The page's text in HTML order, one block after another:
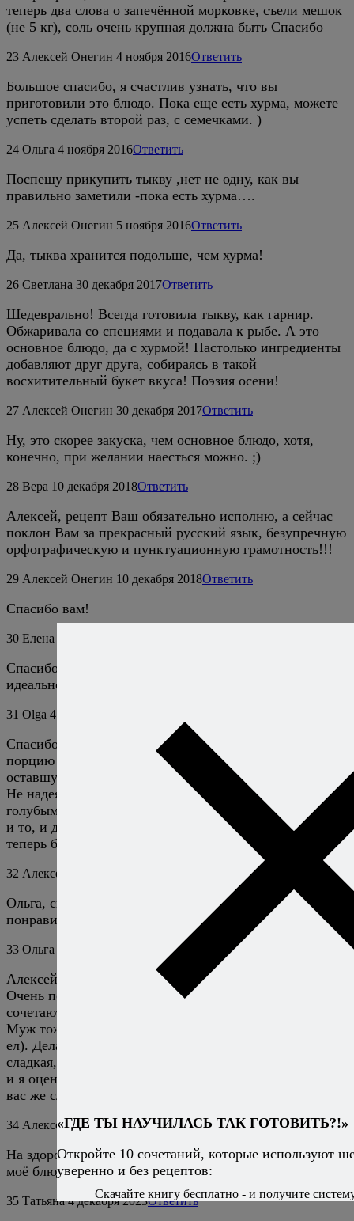
теперь два слова о запечённой морковке, съели мешок
(не 5 кг), соль очень крупная должна быть Спасибо
23 Алексей Онегин 4 ноября 2016Ответить
Большое спасибо, я счастлив узнать, что вы
приготовили это блюдо. Пока еще есть хурма, можете
успеть сделать второй раз, с семечками. )
24 Ольга 4 ноября 2016Ответить
Поспешу прикупить тыкву ,нет не одну, как вы
правильно заметили -пока есть хурма….
25 Алексей Онегин 5 ноября 2016Ответить
Да, тыква хранится подольше, чем хурма!
26 Светлана 30 декабря 2017Ответить
Шедеврально! Всегда готовила тыкву, как гарнир.
Обжаривала со специями и подавала к рыбе. А это
основное блюдо, да с хурмой! Настолько ингредиенты
добавляют друг друга, собираясь в такой
восхитительный букет вкуса! Поэзия осени!
27 Алексей Онегин 30 декабря 2017Ответить
Ну, это скорее закуска, чем основное блюдо, хотя,
конечно, при желании наесться можно. ;)
28 Вера 10 декабря 2018Ответить
Алексей, рецепт Ваш обязательно исполню, а сейчас
поклон Вам за прекрасный русский язык, безупречную
орфографическую и пунктуационную грамотность!!!
29 Алексей Онегин 10 декабря 2018Ответить
Спасибо вам!
30 Елена
Спасибо за рецепт, это очень вкусно, прямо-таки
идеальное сочетание.
31 Olga 4 ноября 2023
Спасибо! Попробовали. Честно говоря, сделав первую
порцию грамм 300 тыквы «на пробу», подготовила
оставшуюся тыковку, так вкусно смешались специи.
Не надеялась на успех у гостей, сделала две порции с
голубым сыром и просто с бальзамиком-кремом. Смели
и то, и другое блюдо! Поклонником тыквы не была, но
теперь буду практиковать!!!
32 Алексей Онегин
Ольга, спасибо, круто, что рецепт настолько
понравился вам и вашим гостям!
33 Ольга Ответить
Алексей, спасибо за рецепт!
Очень понравились семечки с солью и как они
сочетаются с тыквой и голубым сыром!
Муж тоже весьма оценил (а он тыкву вообще никак не
ел). Делала точно по рецепту, но тыква была почти не
сладкая, т.ч. попробую потом еще раз, возможно тогда
и я оценю сочетание с хурмой. У
вас же сладкая тыква в блюде, да?
34 Алексей Онегин 13 ноября 2023Ответить
На здоровье, Ольга, рад, что вам и мужу понравилось
моё блюдо. Тыква — самая обычная. :)
35 Татьяна 4 декабря 2023Ответить
«ГДЕ ТЫ НАУЧИЛАСЬ ТАК ГОТОВИТЬ?!»
Откройте 10 сочетаний, которые используют
уверенно и без рецептов:
Скачайте книгу бесплатно - и получите